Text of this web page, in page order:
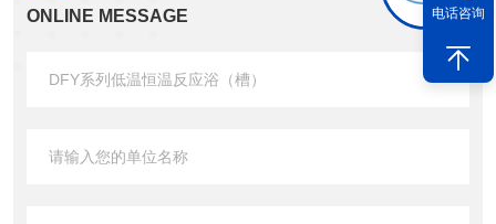
ONLINE MESSAGE 电话咨询